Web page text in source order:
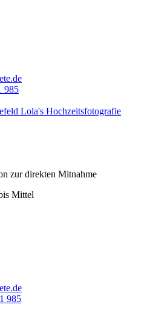
985
zur direkten Mitnahme
Mittel
985